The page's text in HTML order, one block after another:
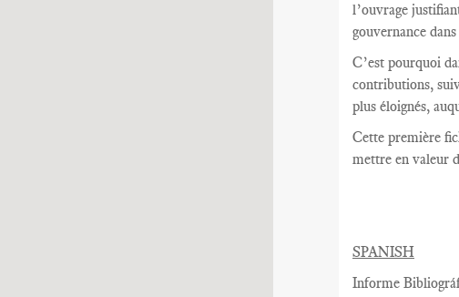
l’ouvrage
gouvernance
C’est pourquoi
contributions,
plus éloignés,
Cette première
mettre en valeur
SPANISH
Informe